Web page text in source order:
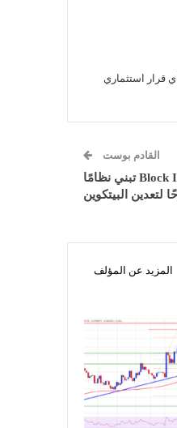
قرار استثماري
القادم بوست
شركة مدفوعات جاك دورسي Block Inc تبني نظامًا
لتعدين البيتكوين
المزيد عن المؤلف